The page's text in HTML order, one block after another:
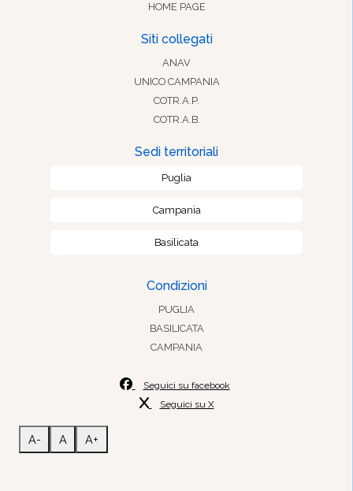
HOME PAGE
Siti collegati
ANAV
UNICO CAMPANIA
COTR.A.P.
COTR.A.B.
Sedi territoriali
Puglia
Campania
Basilicata
Condizioni
PUGLIA
BASILICATA
CAMPANIA
Seguici su facebook
Seguici su X
A- A A+